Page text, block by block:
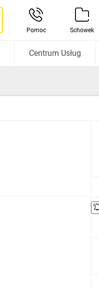
Pomoc Schowek
Centrum Usług